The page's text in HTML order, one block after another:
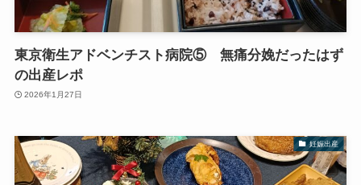
東京衛生アドベンチスト病院⑤ 無痛分娩だったはず
の出産レポ
2026年1月27日
妊娠出産